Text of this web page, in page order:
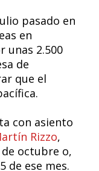
pasado en
en
unas 2.500
de
que el
con asiento
Rizzo,
octubre o,
de ese mes.